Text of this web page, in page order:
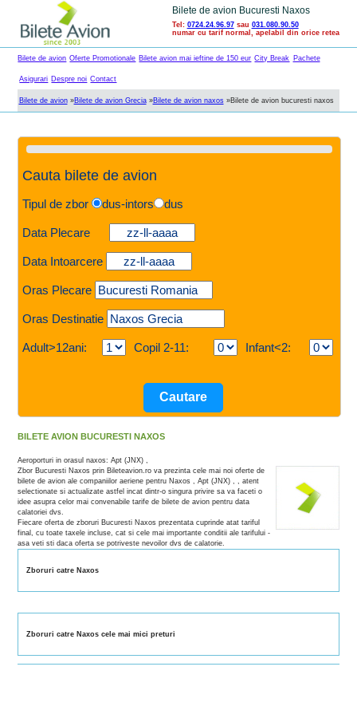
Bilete de avion Bucuresti Naxos
Tel: 0724.24.96.97sau 031.080.90.50
numar cu tarif normal, apelabil din orice retea
Bilete de avion Oferte Promotionale Bilete avion mai ieftine de 150 eur City Break Pachete
Asigurari Despre noi Contact
Bilete de avion»Bilete de avion Grecia»Bilete de avion naxos»Bilete de avion bucuresti naxos
Cauta bilete de avion
Tipul de zbor dus-intors dus
Data Plecare
Data Intoarcere
Oras Plecare
Oras Destinatie
Adult>12ani: Copil 2-11: Infant<2:
BILETE AVION BUCURESTI NAXOS
Aeroporturi in orasul naxos: Apt (JNX) ,
Zbor Bucuresti Naxos prin Bileteavion.ro va prezinta cele mai noi oferte de
bilete de avion ale companiilor aeriene pentru Naxos , Apt (JNX) , , atent
selectionate si actualizate astfel incat dintr-o singura privire sa va faceti o
idee asupra celor mai convenabile tarife de bilete de avion pentru data
calatoriei dvs.
Fiecare oferta de zboruri Bucuresti Naxos prezentata cuprinde atat tariful
final, cu toate taxele incluse, cat si cele mai importante conditii ale tarifului -
asa veti sti daca oferta se potriveste nevoilor dvs de calatorie.
Zboruri catre Naxos
Zboruri catre Naxos cele mai mici preturi